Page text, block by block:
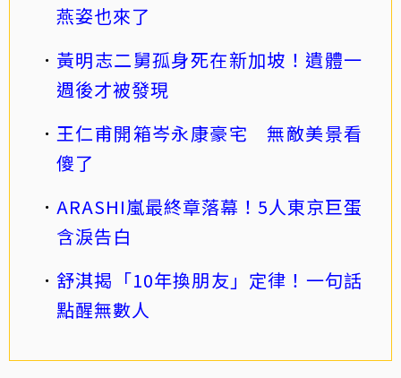
燕姿也來了
黃明志二舅孤身死在新加坡！遺體一
週後才被發現
王仁甫開箱岑永康豪宅 無敵美景看
傻了
ARASHI嵐最終章落幕！5人東京巨蛋
含淚告白
舒淇揭「10年換朋友」定律！一句話
點醒無數人